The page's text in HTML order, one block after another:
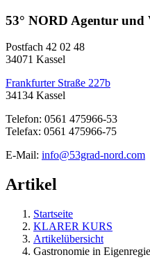
53° NORD Agentur und
Postfach 42 02 48
34071 Kassel
Frankfurter Straße 227b
34134 Kassel
Telefon: 0561 475966-53
Telefax: 0561 475966-75
E-Mail: info@53grad-nord.com
Artikel
Startseite
KLARER KURS
Artikelübersicht
Gastronomie in Eigenregie